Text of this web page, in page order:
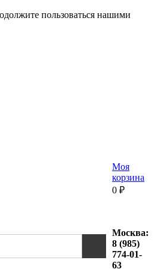
пользоваться нашими
Моя
корзина
0 ₽
Москва:
8 (985)
774-01-
63